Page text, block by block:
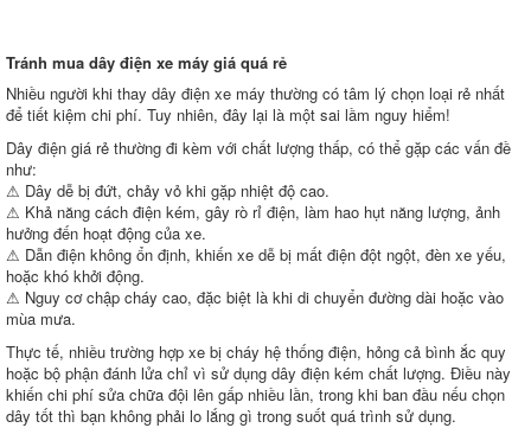
Tránh mua dây điện xe máy giá quá rẻ
Nhiều người khi thay dây điện xe máy thường có tâm lý chọn loại rẻ nhất
để tiết kiệm chi phí. Tuy nhiên, đây lại là một sai lầm nguy hiểm!
Dây điện giá rẻ thường đi kèm với chất lượng thấp, có thể gặp các vấn đề
như:
⚠ Dây dễ bị đứt, chảy vỏ khi gặp nhiệt độ cao.
⚠ Khả năng cách điện kém, gây rò rỉ điện, làm hao hụt năng lượng, ảnh
hưởng đến hoạt động của xe.
⚠ Dẫn điện không ổn định, khiến xe dễ bị mất điện đột ngột, đèn xe yếu,
hoặc khó khởi động.
⚠ Nguy cơ chập cháy cao, đặc biệt là khi di chuyển đường dài hoặc vào
mùa mưa.
Thực tế, nhiều trường hợp xe bị cháy hệ thống điện, hỏng cả bình ắc quy
hoặc bộ phận đánh lửa chỉ vì sử dụng dây điện kém chất lượng. Điều này
khiến chi phí sửa chữa đội lên gấp nhiều lần, trong khi ban đầu nếu chọn
dây tốt thì bạn không phải lo lắng gì trong suốt quá trình sử dụng.